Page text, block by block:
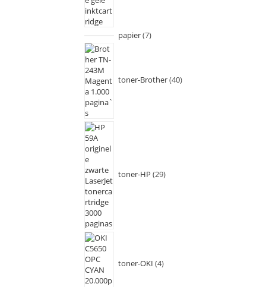
papier 7
toner-Brother 40
toner-HP 29
toner-OKI 4